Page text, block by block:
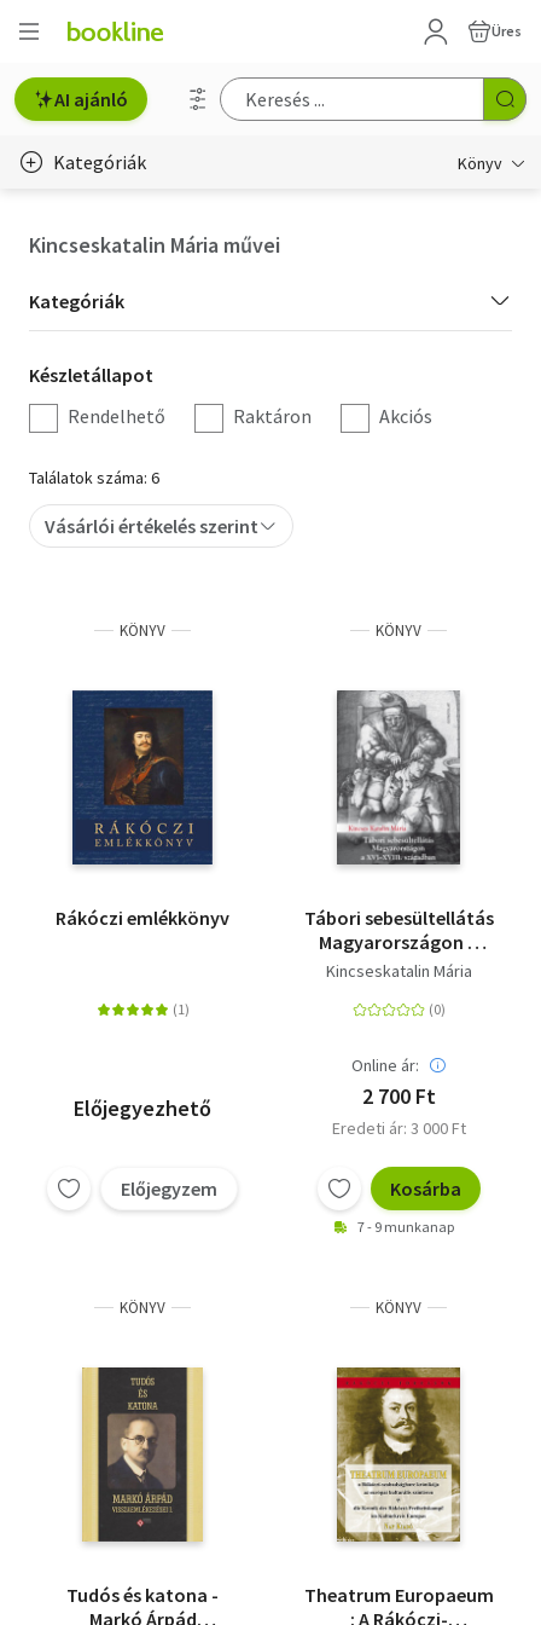
Üres
AI ajánló
Kategóriák Könyv
Hobbi, szabadidő
Irodalom
Művészet
Szakkönyv
Tankönyv, segédkönyv
Társadalomtudomány
Természettudomány
Történelem
Kincseskatalin Mária művei
Kategória
szűrés
Kategóriák
Készletállapot
szűrés
Készletállapot
Rendelhető
Raktáron Akciós
Találatok száma: 6
Vásárlói értékelés szerint
KÖNYV
Rákóczi emlékkönyv
Előjegyezhető
Előjegyzem
KÖNYV
Tábori sebesültellátás
Magyarországon a
XVI-XVIII. században
Kincseskatalin Mária
Online ár:
2 700 Ft
Eredeti ár: 3 000 Ft
Kosárba
7 - 9 munkanap
KÖNYV
Tudós és katona -
Markó Árpád
KÖNYV
Theatrum Europaeum
: A Rákóczi-